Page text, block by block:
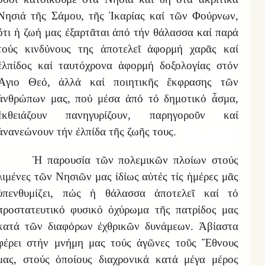
τῆς Σάμου, τῆς Ἰκαρίας καί τῶν Φούρνων,
ἡ ζωή μας ἐξαρτᾶται ἀπό τήν θάλασσα καί παρά
κινδύνους της ἀποτελεῖ ἀφορμή χαρᾶς καί
καί ταυτόχρονα ἀφορμή δοξολογίας στόν
Θεό, ἀλλά καί ποιητικῆς ἔκφρασης τῶν
μας, πού μέσα ἀπό τό δημοτικό ἆσμα,
πανηγυρίζουν, παρηγοροῦν καί
τήν ἐλπίδα τῆς ζωῆς τους.
Ἡ παρουσία τῶν πολεμικῶν πλοίων στούς
τῶν Νησιῶν μας ἰδίως αὐτές τίς ἡμέρες μᾶς
πώς ἡ θάλασσα ἀποτελεῖ καί τό
φυσικό ὀχύρωμα τῆς πατρίδος μας
τῶν διαφόρων ἐχθρικῶν δυνάμεων. Ἀβίαστα
στήν μνήμη μας τούς ἀγῶνες τοῦς Ἔθνους
στούς ὁποίους διαχρονικά κατά μέγα μέρος